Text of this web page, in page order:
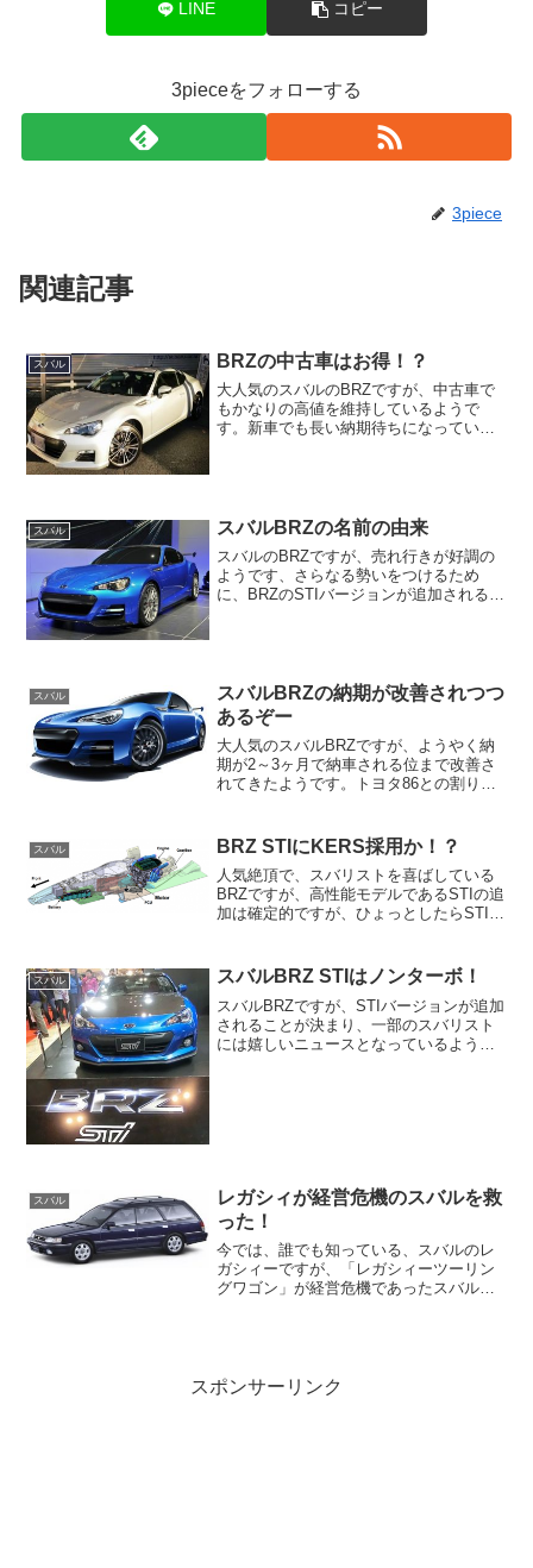
LINE コピー
3pieceをフォローする
3piece
関連記事
スバル BRZの中古車はお得！？
大人気のスバルのBRZですが、中古車で
もかなりの高値を維持しているようで
す。新車でも長い納期待ちになっている
スバル スバルBRZの名前の由来
スバルのBRZですが、売れ行きが好調の
ようです、さらなる勢いをつけるため
に、BRZのSTIバージョンが追加されるよ
スバル
スバルBRZの納期が改善されつつ
あるぞー
大人気のスバルBRZですが、ようやく納
期が2～3ヶ月で納車される位まで改善さ
れてきたようです。トヨタ86との割り当
落ち着いてきたようです。もし、BRZが
欲しいと思って、...
スバル BRZ STIにKERS採用か！？
人気絶頂で、スバリストを喜ばしている
BRZですが、高性能モデルであるSTIの追
加は確定的ですが、ひょっとしたらSTIに
送の人気自動車番組、『Top Gear』...
スバル スバルBRZ STIはノンターボ！
スバルBRZですが、STIバージョンが追加
されることが決まり、一部のスバリスト
には嬉しいニュースとなっているようで
スバル
レガシィが経営危機のスバルを救
った！
今では、誰でも知っている、スバルのレ
ガシィーですが、「レガシィーツーリン
グワゴン」が経営危機であったスバルを
スポンサーリンク